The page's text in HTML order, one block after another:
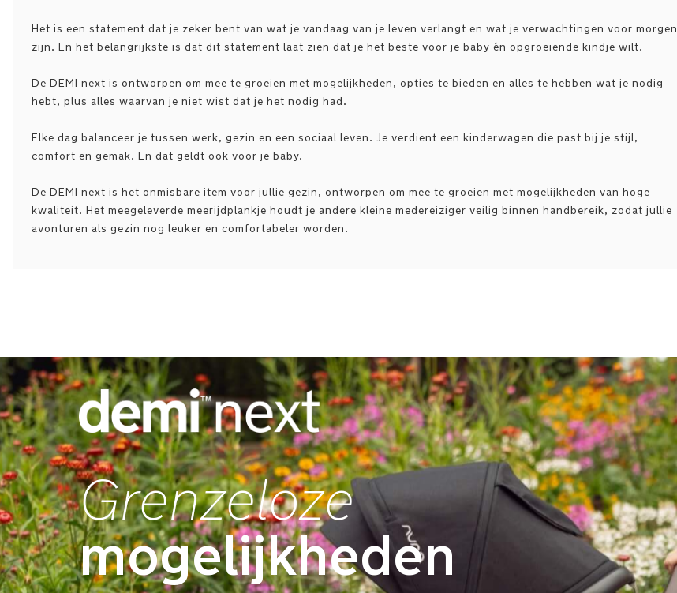
Het is een statement dat je zeker bent van wat je vandaag van je leven verlangt en wat je verwachtingen voor morgen
zijn. En het belangrijkste is dat dit statement laat zien dat je het beste voor je baby én opgroeiende kindje wilt.
De DEMI next is ontworpen om mee te groeien met mogelijkheden, opties te bieden en alles te hebben wat je nodig
hebt, plus alles waarvan je niet wist dat je het nodig had.
Elke dag balanceer je tussen werk, gezin en een sociaal leven. Je verdient een kinderwagen die past bij je stijl,
comfort en gemak. En dat geldt ook voor je baby.
De DEMI next is het onmisbare item voor jullie gezin, ontworpen om mee te groeien met mogelijkheden van hoge
kwaliteit. Het meegeleverde meerijdplankje houdt je andere kleine medereiziger veilig binnen handbereik, zodat jullie
avonturen als gezin nog leuker en comfortabeler worden.
Grenzeloze
mogelijkheden